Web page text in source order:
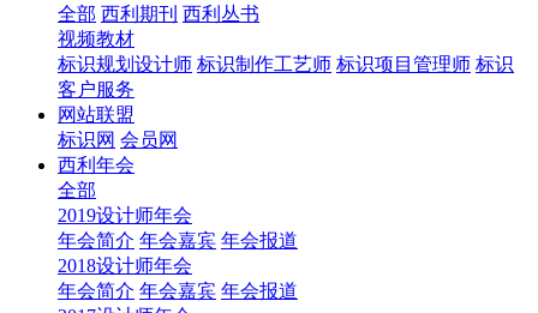
全部 西利期刊 西利丛书
视频教材
标识规划设计师 标识制作工艺师 标识项目管理师 标识
客户服务
网站联盟
标识网 会员网
西利年会
全部
2019设计师年会
年会简介 年会嘉宾 年会报道
2018设计师年会
年会简介 年会嘉宾 年会报道